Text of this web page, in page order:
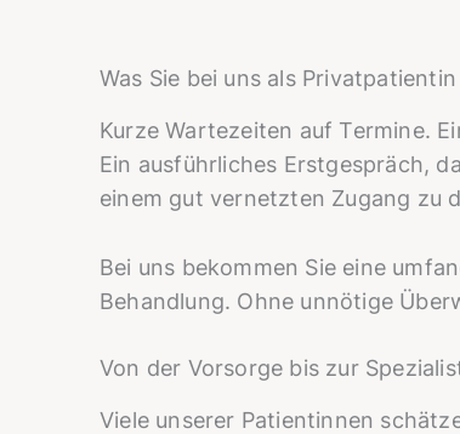
Was Sie bei uns als
Kurze Wartezeiten auf Termine.
Ein ausführliches Erstgespräch,
einem gut vernetzten Zugang zu
Bei uns bekommen Sie eine
Behandlung. Ohne unnötige
Von der Vorsorge bis zur
Viele unserer Patientinnen